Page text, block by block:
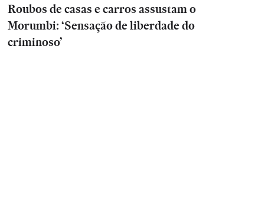
Roubos de casas e carros assustam o
Morumbi: ‘Sensação de liberdade do
criminoso’